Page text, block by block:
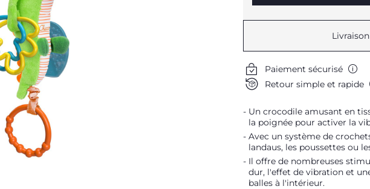
Paiement sécurisé
Retour simple et rapide
Un crocodile amusant en
la poignée pour activer la
Avec un système de
landaus, les poussettes ou
Il offre de nombreuses
dur, l'effet de vibration et
balles à l'intérieur.